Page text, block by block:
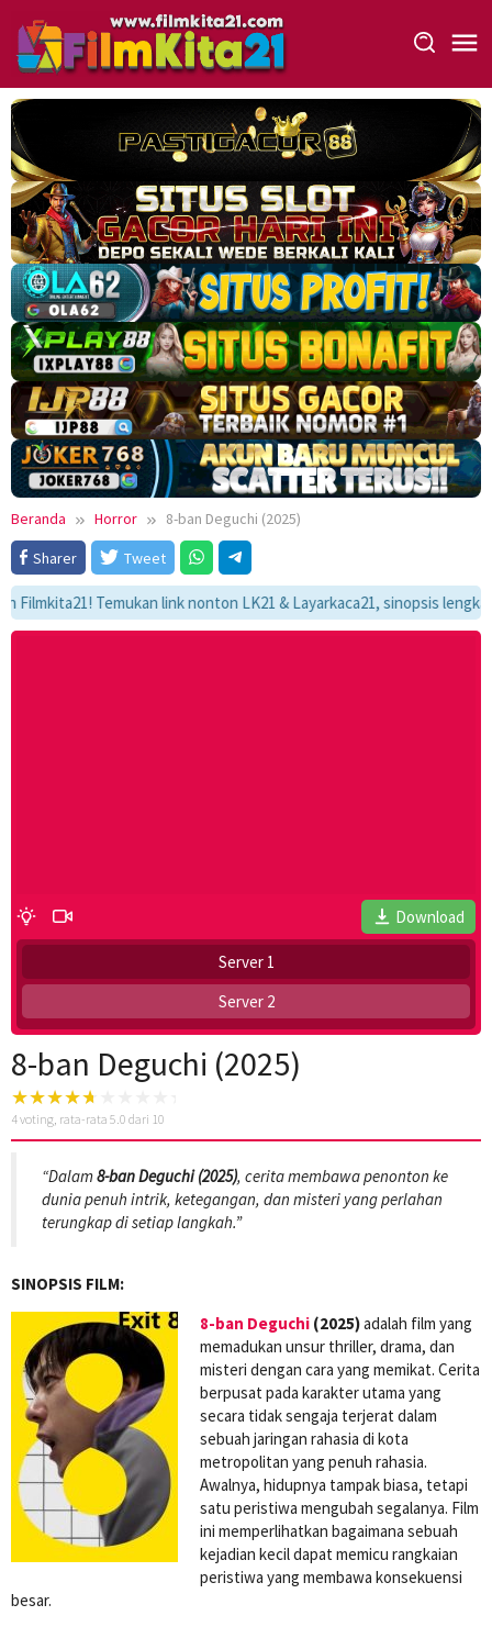
konten
Beranda Horror
8-ban Deguchi (2025)
Sharer
Tweet
Temukan link nonton LK21 & Layarkaca21, sinopsis
Download
Server 1
Server 2
8-ban Deguchi (2025)
4voting, rata-rata 5.0 dari 10
“Dalam8-ban Deguchi (2025), cerita membawa penonton ke
dunia penuh intrik, ketegangan, dan misteri yang perlahan
terungkap di setiap langkah.”
SINOPSIS FILM:
8-ban Deguchi (2025)adalah film yang
memadukan unsur thriller, drama, dan
misteri dengan cara yang memikat. Cerita
berpusat pada karakter utama yang
secara tidak sengaja terjerat dalam
sebuah jaringan rahasia di kota
metropolitan yang penuh rahasia.
Awalnya, hidupnya tampak biasa, tetapi
satu peristiwa mengubah segalanya. Film
ini memperlihatkan bagaimana sebuah
kejadian kecil dapat memicu rangkaian
peristiwa yang membawa konsekuensi
besar.